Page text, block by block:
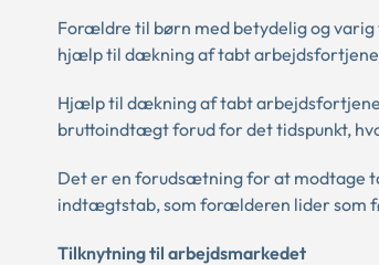
Forældre til børn med betydelig og
hjælp til dækning af tabt
Hjælp til dækning af tabt
bruttoindtægt forud for det tidspunkt,
Det er en forudsætning for at modtage
indtægtstab, som forælderen lider som
Tilknytning til arbejdsmarkedet